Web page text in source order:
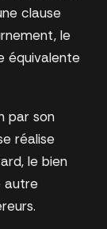
clause
le
équivalente
par son
réalise
le bien
autre